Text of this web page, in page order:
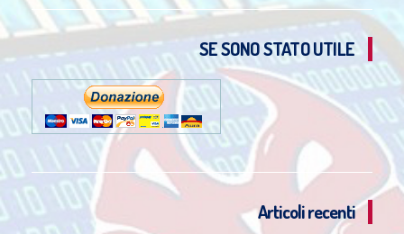
SE SONO STATO UTILE
Articoli recenti